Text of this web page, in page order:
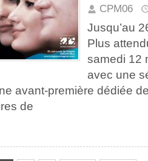
CPM06
Jusqu’au
Plus
samedi 12
avec une
avant-première dédiée
de